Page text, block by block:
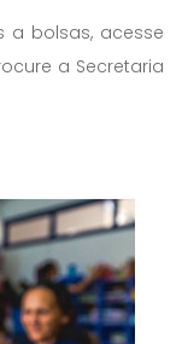
a bolsas, acesse
a Secretaria